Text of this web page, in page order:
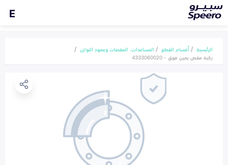
E
الرئيسية أقسام القطع
المساعدات، المقصات وعمود التوازن
ركبة مقص يمين فوق - 4333060020